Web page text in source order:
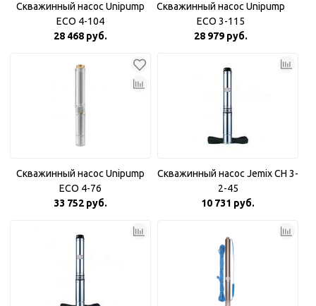
Скважинный насос Unipump
ECO 4-104
28 468 руб.
Скважинный насос Unipump
ECO 3-115
28 979 руб.
Скважинный насос Unipump
ECO 4-76
33 752 руб.
Скважинный насос Jemix CH 3-
2-45
10 731 руб.